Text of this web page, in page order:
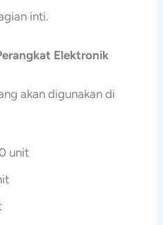
inti.
Elektronik
akan digunakan di
unit